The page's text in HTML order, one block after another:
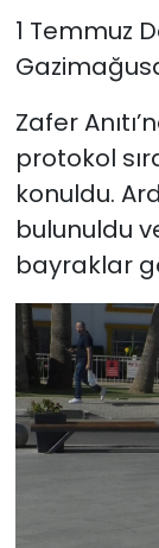
1 Temmuz
Zafer
protokol
konuldu.
bulunuldu
bayraklar